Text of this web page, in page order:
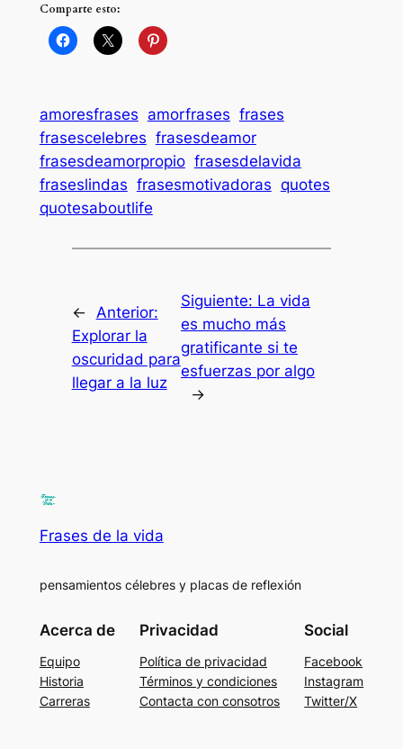
Comparte esto:
amoresfrases amorfrases frases
frasescelebres frasesdeamor
frasesdeamorpropio frasesdelavida
fraseslindas frasesmotivadoras quotes
quotesaboutlife
← Anterior:
Explorar la
oscuridad para
llegar a la luz
Siguiente: La vida
es mucho más
gratificante si te
esfuerzas por algo
→
Frases de la vida
pensamientos célebres y placas de reflexión
Acerca de
Equipo
Historia
Carreras
Privacidad
Política de privacidad
Términos y condiciones
Contacta con consotros
Social
Facebook
Instagram
Twitter/X